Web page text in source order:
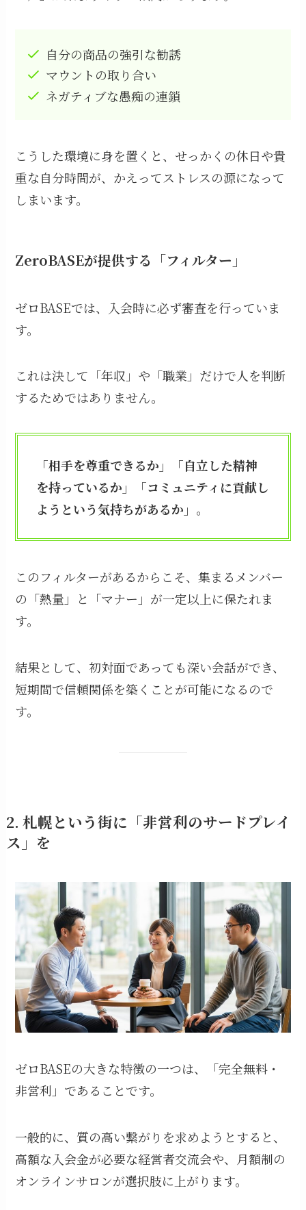
自分の商品の強引な勧誘
マウントの取り合い
ネガティブな愚痴の連鎖
こうした環境に身を置くと、せっかくの休日や貴
重な自分時間が、かえってストレスの源になって
しまいます。
ZeroBASEが提供する「フィルター」
ゼロBASEでは、入会時に必ず審査を行っていま
す。
これは決して「年収」や「職業」だけで人を判断
するためではありません。
「相手を尊重できるか」「自立した精神
を持っているか」「コミュニティに貢献し
ようという気持ちがあるか」 。
このフィルターがあるからこそ、集まるメンバー
の「熱量」と「マナー」が一定以上に保たれま
す。
結果として、初対面であっても深い会話ができ、
短期間で信頼関係を築くことが可能になるので
す。
2. 札幌という街に「非営利のサードプレイ
ス」を
ゼロBASEの大きな特徴の一つは、「完全無料・
非営利」であることです。
一般的に、質の高い繋がりを求めようとすると、
高額な入会金が必要な経営者交流会や、月額制の
オンラインサロンが選択肢に上がります。